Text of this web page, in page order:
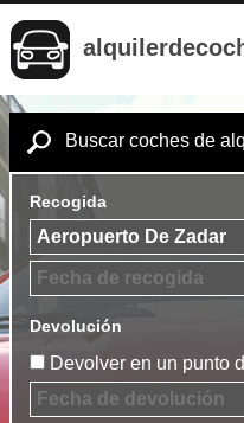
Buscar coches de
Recogida
Devolución
Devolver en un punto